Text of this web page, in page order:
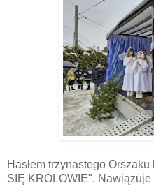
Hasłem trzynastego Orszaku
SIĘ KRÓLOWIE".